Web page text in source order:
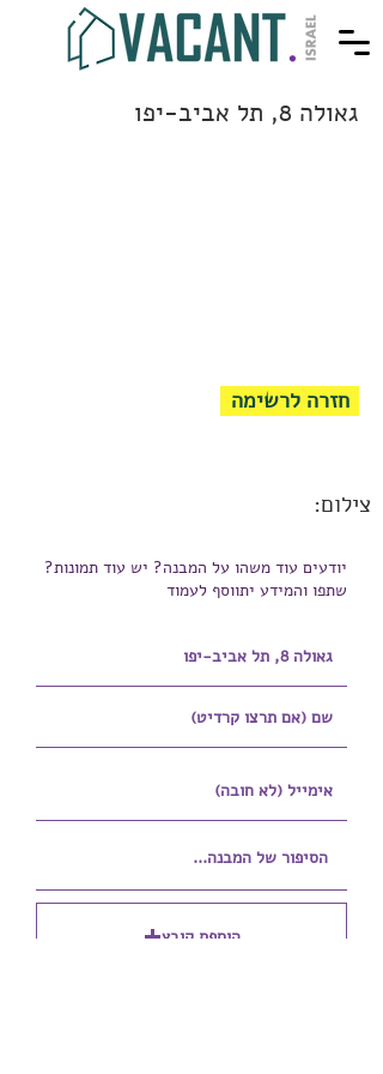
גאולה 8, תל אביב-יפו
חזרה לרשימה
צילום:
יודעים עוד משהו על המבנה? יש עוד תמונות?
שתפו והמידע יתווסף לעמוד
הוספת קובץ